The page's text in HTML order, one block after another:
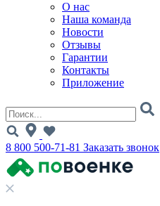
О нас
Наша команда
Новости
Отзывы
Гарантии
Контакты
Приложение
8 800 500-71-81 Заказать звонок